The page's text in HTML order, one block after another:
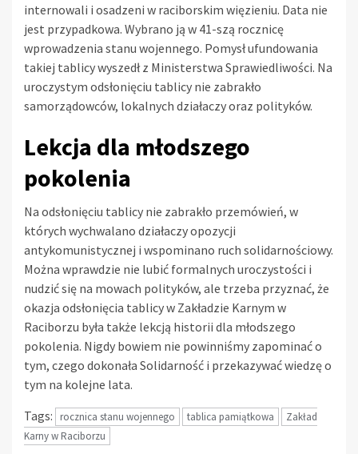
internowali i osadzeni w raciborskim więzieniu. Data nie
jest przypadkowa. Wybrano ją w 41-szą rocznicę
wprowadzenia stanu wojennego. Pomysł ufundowania
takiej tablicy wyszedł z Ministerstwa Sprawiedliwości. Na
uroczystym odsłonięciu tablicy nie zabrakło
samorządowców, lokalnych działaczy oraz polityków.
Lekcja dla młodszego
pokolenia
Na odsłonięciu tablicy nie zabrakło przemówień, w
których wychwalano działaczy opozycji
antykomunistycznej i wspominano ruch solidarnościowy.
Można wprawdzie nie lubić formalnych uroczystości i
nudzić się na mowach polityków, ale trzeba przyznać, że
okazja odsłonięcia tablicy w Zakładzie Karnym w
Raciborzu była także lekcją historii dla młodszego
pokolenia. Nigdy bowiem nie powinniśmy zapominać o
tym, czego dokonała Solidarność i przekazywać wiedzę o
tym na kolejne lata.
Tags:
rocznica stanu wojennego tablica pamiątkowa
Zakład
Karny w Raciborzu